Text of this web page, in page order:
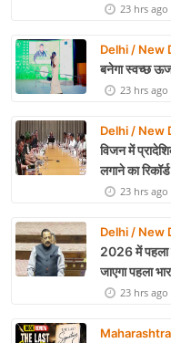
23 hrs ago
Delhi / New
बनेगा स्वच्छ
23 hrs ago
Delhi / New
विजन में
लगाने का रिकॉर्ड
23 hrs ago
Delhi / New
2026 में पहला
जाएगा पहला
23 hrs ago